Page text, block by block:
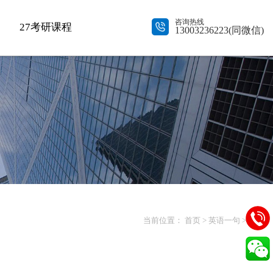
27考研课程 咨询热线
13003236223(同微信)
当前位置： 首页 > 英语一句 > 正文